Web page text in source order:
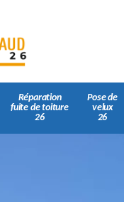
Réparation
fuite de toiture
26
Pose de
velux
26